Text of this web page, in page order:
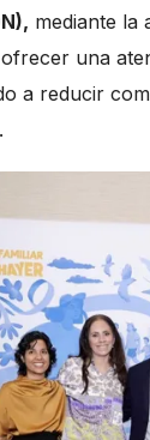
mediante la
una
a reducir